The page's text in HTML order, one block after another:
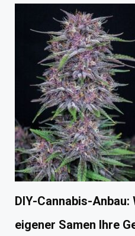
DIY-Cannabis-Anbau:
eigener Samen Ihre